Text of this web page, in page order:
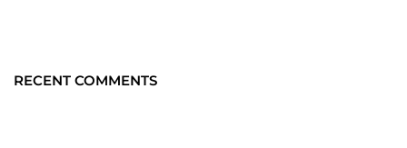
RECENT COMMENTS